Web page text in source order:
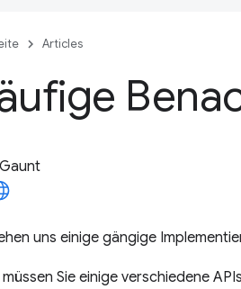
Articles
uns einige gängige
Sie einige verschiedene